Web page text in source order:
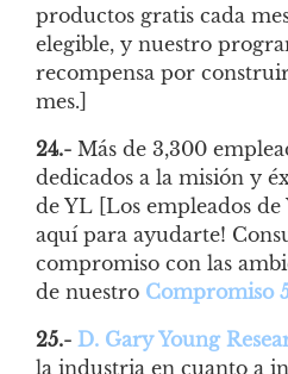
productos gratis cada
elegible, y nuestro
recompensa por
mes.]
24.- Más de 3,300
dedicados a la misión y
de YL [Los empleados
aquí para ayudarte!
compromiso con las
de nuestro Compromiso
25.- D. Gary Young
la industria en cuanto a